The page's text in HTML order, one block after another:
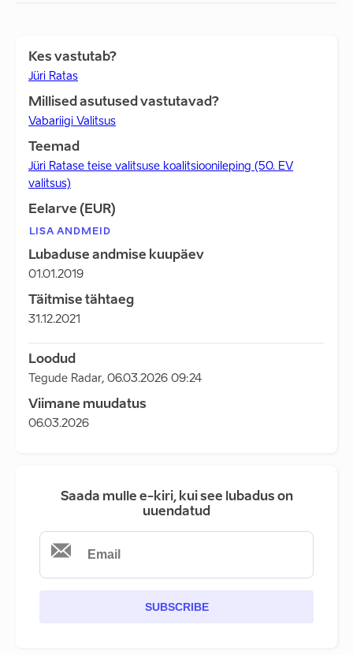
Kes vastutab?
Jüri Ratas
Millised asutused vastutavad?
Vabariigi Valitsus
Teemad
Jüri Ratase teise valitsuse koalitsioonileping (50. EV
valitsus)
Eelarve (EUR)
LISA ANDMEID
Lubaduse andmise kuupäev
01.01.2019
Täitmise tähtaeg
31.12.2021
Loodud
Tegude Radar, 06.03.2026 09:24
Viimane muudatus
06.03.2026
Saada mulle e-kiri, kui see lubadus on
uuendatud
SUBSCRIBE